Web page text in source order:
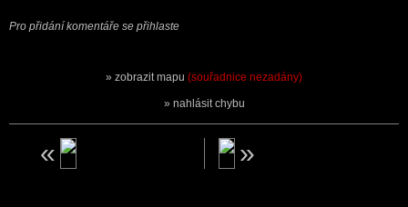
Pro přidání komentáře se přihlaste
zobrazit mapu (souřadnice nezadány)
nahlásit chybu